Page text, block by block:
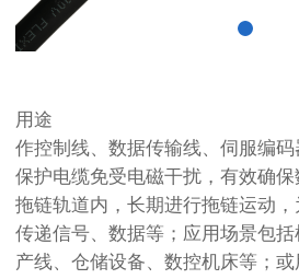
用途
作控制线、数据传输线、伺服编
保护电缆免受电磁干扰，有效确
拖链轨道内，长期进行拖链运动
传递信号、数据等；应用场景包
产线、仓储设备、数控机床等；